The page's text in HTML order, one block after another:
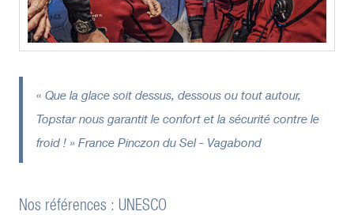
« Que la glace soit dessus, dessous ou tout autour,
Topstar nous garantit le confort et la sécurité contre le
froid ! » France Pinczon du Sel - Vagabond
Nos références : UNESCO